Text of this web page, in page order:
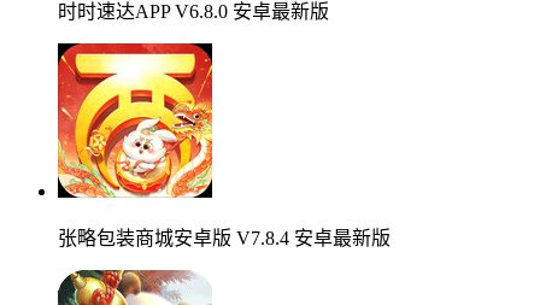
时时速达APP V6.8.0 安卓最新版
张略包装商城安卓版 V7.8.4 安卓最新版